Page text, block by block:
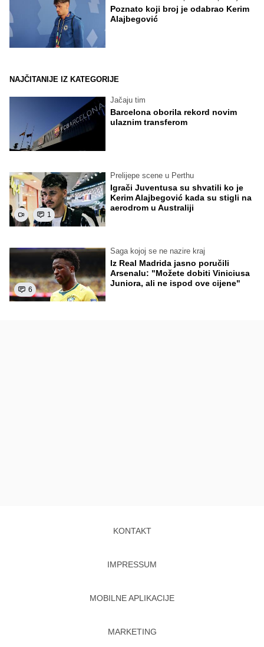
Poznato koji broj je odabrao Kerim
Alajbegović
NAJČITANIJE IZ KATEGORIJE
Jačaju tim
Barcelona oborila rekord novim
ulaznim transferom
1
Prelijepe scene u Perthu
Igrači Juventusa su shvatili ko je
Kerim Alajbegović kada su stigli na
aerodrom u Australiji
6
Saga kojoj se ne nazire kraj
Iz Real Madrida jasno poručili
Arsenalu: "Možete dobiti Viniciusa
Juniora, ali ne ispod ove cijene"
KONTAKT
IMPRESSUM
MOBILNE APLIKACIJE
MARKETING